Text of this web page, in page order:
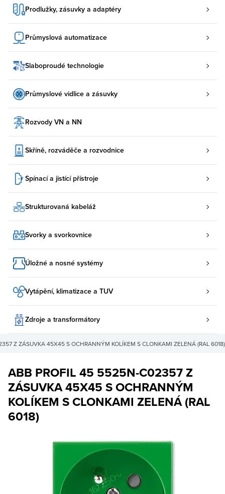
Prodlužky, zásuvky a adaptéry
Průmyslová automatizace
Slaboproudé technologie
Průmyslové vidlice a zásuvky
Rozvody VN a NN
Skříně, rozváděče a rozvodnice
Spínací a jistící přístroje
Strukturovaná kabeláž
Svorky a svorkovnice
Úložné a nosné systémy
Vytápění, klimatizace a TUV
Zdroje a transformátory
Z ZÁSUVKA 45X45 S OCHRANNÝM KOLÍKEM S CLONKAMI ZELENÁ (RAL 6018)
ABB PROFIL 45 5525N-C02357 Z
ZÁSUVKA 45X45 S OCHRANNÝM
KOLÍKEM S CLONKAMI ZELENÁ (RAL
6018)